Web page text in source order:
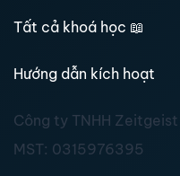
Tất cả khoá học 📖
Hướng dẫn kích hoạt
Công ty TNHH Zeitgeist
MST: 0315976395